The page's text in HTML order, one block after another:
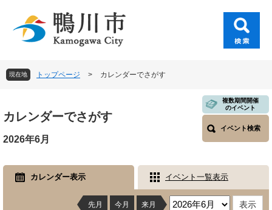
頭
で
飛
ば
本
文
現在地 トップページ > カレンダーでさがす
文
カレンダーでさがす
複数期間開催
のイベント
イベント検索
2026年6月
カレンダー表示 イベント一覧表示
先月 今月 来月